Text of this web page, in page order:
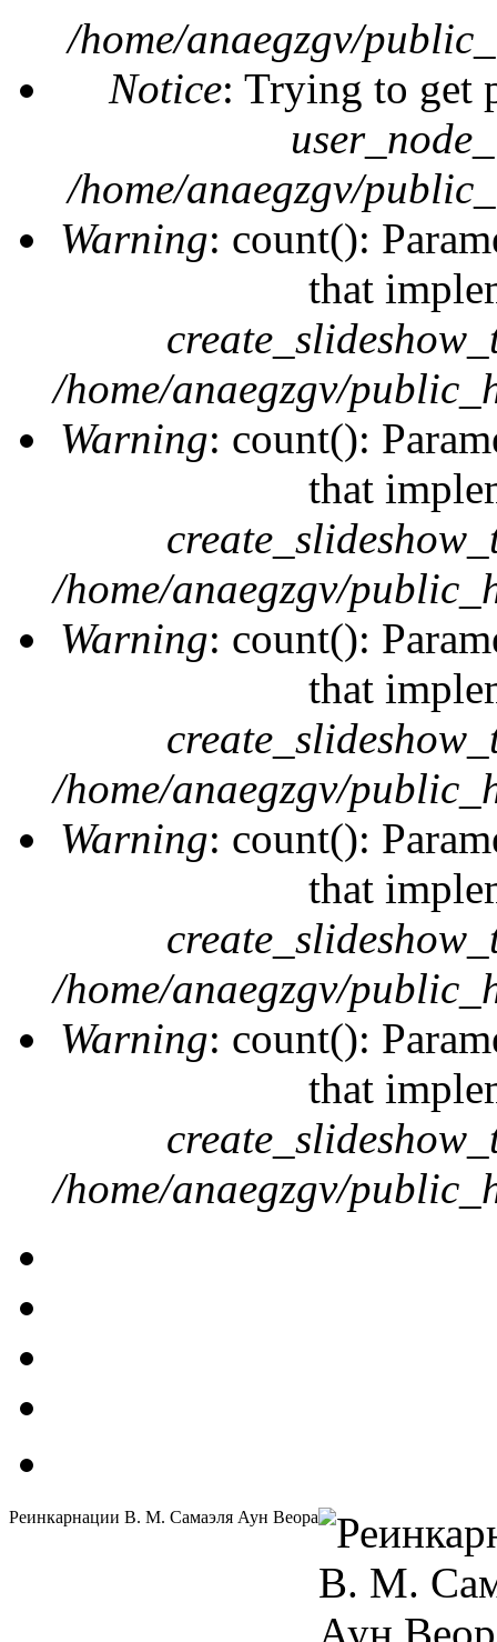
/home/anaegzgv/
Notice: Trying to get
/home/anaegzgv/
Warning: count():
that
/home/anaegzgv/
Warning: count():
that
/home/anaegzgv/
Warning: count():
that
/home/anaegzgv/
Warning: count():
that
/home/anaegzgv/
Warning: count():
that
/home/anaegzgv/
Реинкарнации В. М. Самаэля Аун Веора